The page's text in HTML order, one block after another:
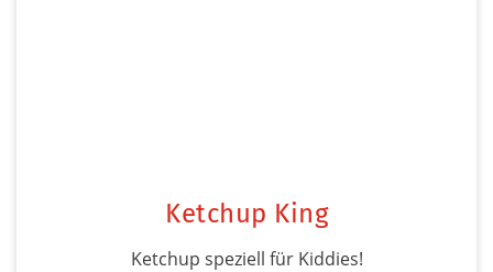
Ketchup King
Ketchup speziell für Kiddies!